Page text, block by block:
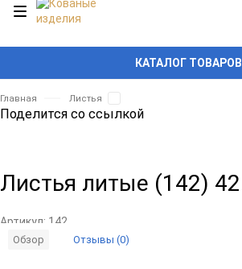
КАТАЛОГ ТОВАРОВ
Главная Листья
Поделится со ссылкой
Листья литые (142)
Артикул: 142
Обзор Отзывы (0)